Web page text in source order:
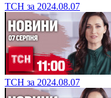
ТСН за 2024.08.07
ТСН за 2024.08.07